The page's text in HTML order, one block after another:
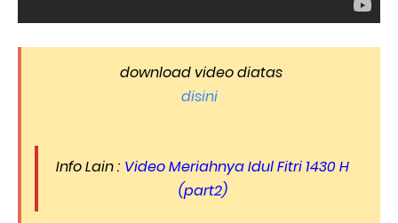
download video diatas
disini
Info Lain : Video Meriahnya Idul Fitri 1430 H
(part2)